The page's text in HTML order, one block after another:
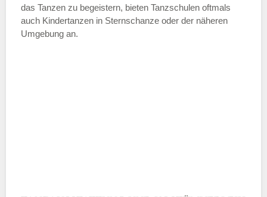
das Tanzen zu begeistern, bieten Tanzschulen oftmals
auch Kindertanzen in Sternschanze oder der näheren
Umgebung an.